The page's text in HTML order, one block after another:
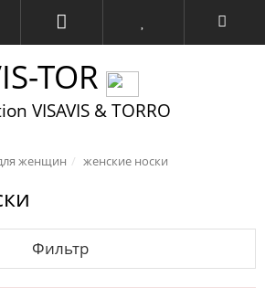
TOR
VISAVIS & TORRO
женщин женские носки
Фильтр